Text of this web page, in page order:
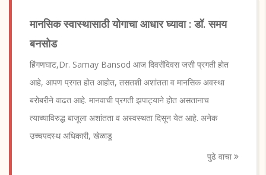
मानसिक स्वास्थासाठी योगाचा आधार घ्यावा : डॉ. समय
बनसोड
हिंगणघाट,Dr. Samay Bansod आज दिवसेंदिवस जसी प्रगती होत
आहे, आपण प्रगत होत आहोत, तसतशी अशांतता व मानसिक अवस्था
बरोबरीने वाढत आहे. मानवाची प्रगती झपाट्याने होत असतानाच
त्याच्याविरुद्ध बाजूला अशांतता व अस्वस्थता दिसून येत आहे. अनेक
उच्चपदस्थ अधिकारी, खेळाडू
पुढे वाचा